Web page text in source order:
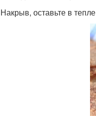
Накрыв, оставьте в